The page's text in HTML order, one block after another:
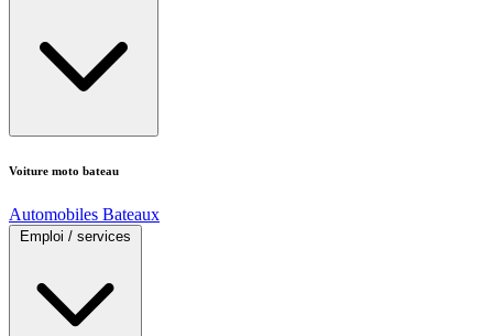
Voiture moto bateau
Automobiles Bateaux
Emploi / services